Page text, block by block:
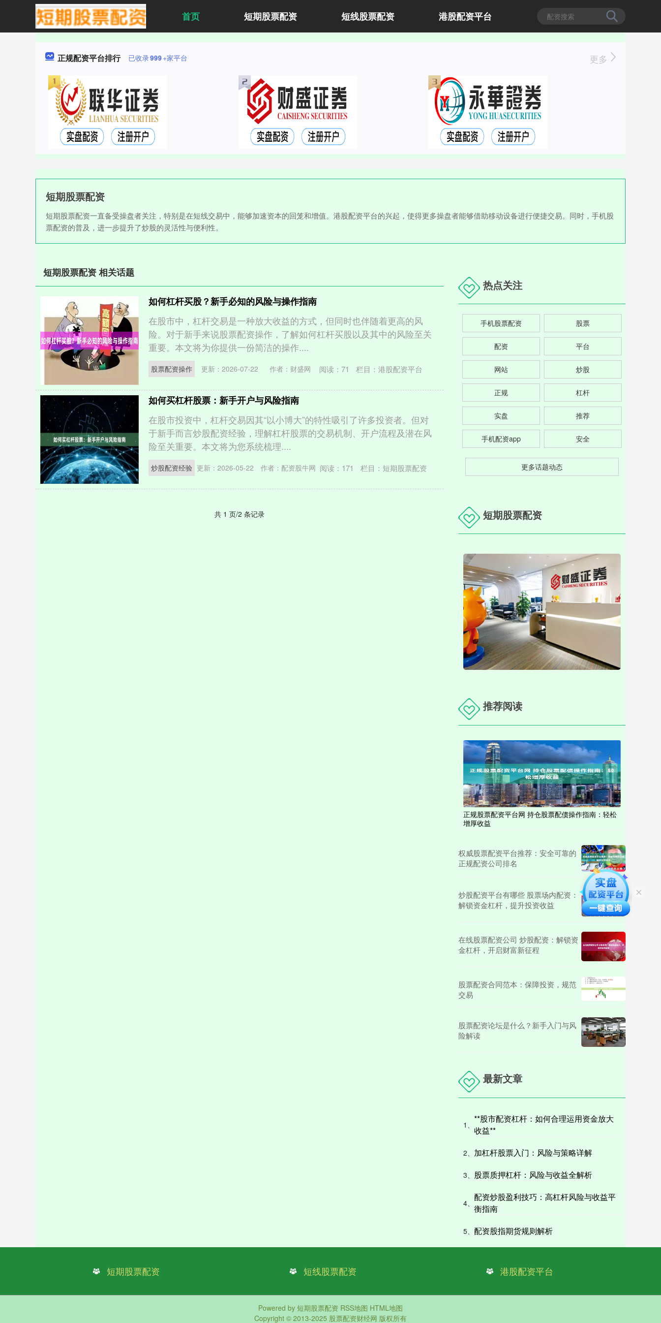
首页 短期股票配资 短线股票配资 港股配资平台
正规配资平台排行 已收录999+家平台 更多
短期股票配资
短期股票配资一直备受操盘者关注，特别是在短线交易中，能够加速资本的回笼和增值。港股配资平台的兴起，使得更多操盘者能够借助移动设备进行便捷交易。同时，手机股
票配资的普及，进一步提升了炒股的灵活性与便利性。
短期股票配资 相关话题
如何杠杆买股？新手必知的风险与操作指南
在股市中，杠杆交易是一种放大收益的方式，但同时也伴随着更高的风
险。对于新手来说股票配资操作，了解如何杠杆买股以及其中的风险至关
重要。本文将为你提供一份简洁的操作....
股票配资操作 更新：2026-07-22 作者：财盛网 阅读：71 栏目：港股配资平台
如何买杠杆股票：新手开户与风险指南
在股市投资中，杠杆交易因其“以小博大”的特性吸引了许多投资者。但对
于新手而言炒股配资经验，理解杠杆股票的交易机制、开户流程及潜在风
险至关重要。本文将为您系统梳理....
炒股配资经验 更新：2026-05-22 作者：配资股牛网 阅读： 171 栏目： 短期股票配资
共 1 页/2 条记录
热点关注
手机股票配资 股票
配资 平台
网站 炒股
正规 杠杆
实盘 推荐
手机配资app 安全
更多话题动态
短期股票配资
推荐阅读
正规股票配资平台网 持仓股票配债操作指南：轻松
增厚收益
权威股票配资平台推荐：安全可靠的
正规配资公司排名
炒股配资平台有哪些 股票场内配资：
解锁资金杠杆，提升投资收益
在线股票配资公司 炒股配资：解锁资
金杠杆，开启财富新征程
股票配资合同范本：保障投资，规范
交易
股票配资论坛是什么？新手入门与风
险解读
最新文章
1、
**股市配资杠杆：如何合理运用资金放大
收益**
2、 加杠杆股票入门：风险与策略详解
3、 股票质押杠杆：风险与收益全解析
4、
配资炒股盈利技巧：高杠杆风险与收益平
衡指南
5、 配资股指期货规则解析
短期股票配资 短线股票配资 港股配资平台
Powered by 短期股票配资 RSS地图 HTML地图
Copyright © 2013-2025 股票配资财经网 版权所有